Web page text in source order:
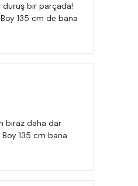
duruş bir parçada!
135 cm de bana
biraz daha dar
135 cm bana